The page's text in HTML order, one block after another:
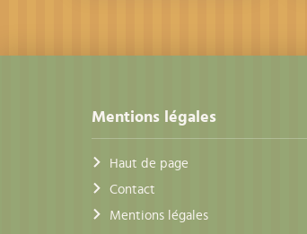
Mentions légales
Haut de page
Contact
Mentions légales